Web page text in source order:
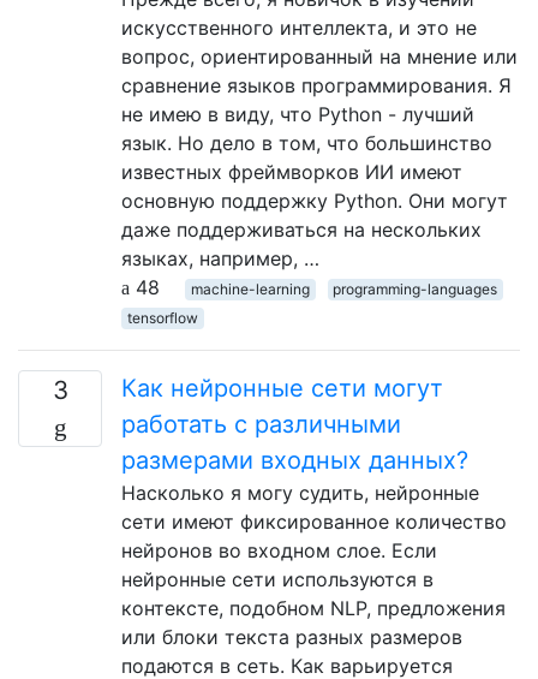
искусственного интеллекта, и это не
вопрос, ориентированный на мнение или
сравнение языков программирования. Я
не имею в виду, что Python - лучший
язык. Но дело в том, что большинство
известных фреймворков ИИ имеют
основную поддержку Python. Они могут
даже поддерживаться на нескольких
языках, например, …
48
machine-learning
programming-languages
tensorflow
3
Как нейронные сети могут
работать с различными
размерами входных данных?
Насколько я могу судить, нейронные
сети имеют фиксированное количество
нейронов во входном слое. Если
нейронные сети используются в
контексте, подобном NLP, предложения
или блоки текста разных размеров
подаются в сеть. Как варьируется